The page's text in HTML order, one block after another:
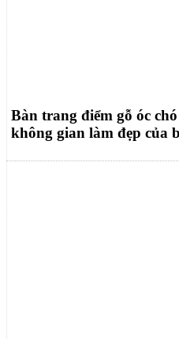
Bàn trang điểm gỗ óc
không gian làm đẹp của